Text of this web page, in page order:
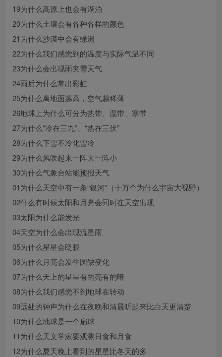
19为什么高原上也会有湖泊
20为什么土壤会有各种各样的颜色
21为什么沙漠中会有绿洲
22为什么我们感觉到的温度与实际气温不同
23为什么会出现雨夹雪天气
24雨后为什么常出彩虹
25为什么离地面越高，空气越稀薄
26地球上为什么可分为热带、温带、寒带
27为什么“冷在三九”、“热在三伏”
28为什么下雪不冷化雪冷
29为什么风吹起来一阵大一阵小
30为什么气象台站能预报天气
01为什么天空中有一条“银河”（十万个为什么宇宙大视野）
02什么有时候太阳和月亮会同时在天空出现
03太阳为什么能发光
04天空为什么会出现流星雨
05为什么星星会眨眼
06为什么月亮会发生圆缺变化
07为什么天上的星星有的亮有的暗
08为什么我们感觉不到地球在转动
09远处的钟声为什么在夜晚和清晨听起来比白天更清楚
10为什么地球是一个扁球
11为什么天文学家要观测日食和月食
12为什么夏天晚上看到的星星比冬天的多